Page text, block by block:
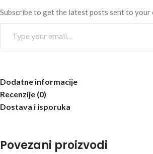
Subscribe to get the latest posts sent to your
Dodatne informacije
Recenzije (0)
Dostava i isporuka
Povezani proizvodi